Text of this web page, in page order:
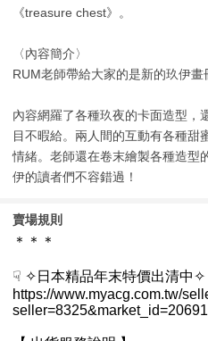
《treasure chest》。
〈內容簡介〉
RUM老師帶給大家的是新的玖伊畫
內容網羅了各種玖夜的卡面造型，
目不暇給。兩人間的互動有各種甜
情緒。老師還在卷末繪製各種造型
伊的讀者們不容錯過！
賣場規則